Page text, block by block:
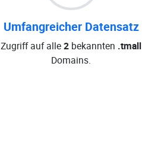
Umfangreicher Datensatz
Zugriff auf alle2 bekannten .tmall
Domains.